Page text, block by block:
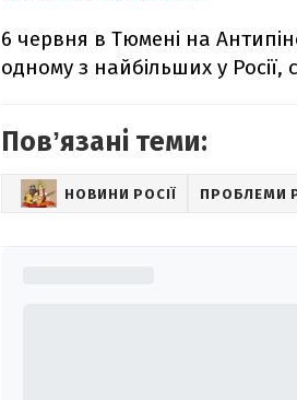
6 червня в Тюмені на
одному з найбільших у Росії,
Повʼязані теми:
НОВИНИ РОСІЇ ПРОБЛЕМИ